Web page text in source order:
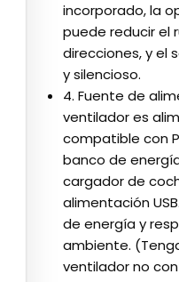
incorporado, la
puede reducir el
direcciones, y el
y silencioso.
4. Fuente de
ventilador es
compatible con
banco de
cargador de
alimentación
de energía y
ambiente.
ventilador no